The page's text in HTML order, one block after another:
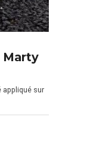
Marty
appliqué sur